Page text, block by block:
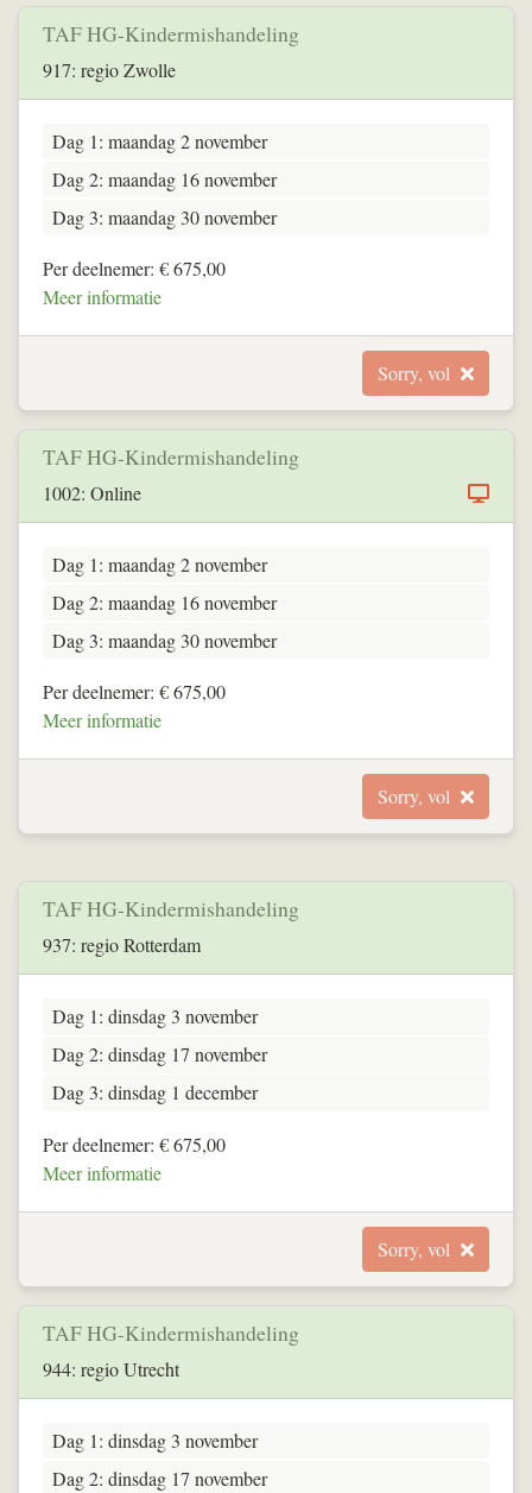
TAF HG-Kindermishandeling
917: regio Zwolle
Dag 1: maandag 2 november
Dag 2: maandag 16 november
Dag 3: maandag 30 november
Per deelnemer: € 675,00
Meer informatie
Sorry, vol
TAF HG-Kindermishandeling
1002: Online
Dag 1: maandag 2 november
Dag 2: maandag 16 november
Dag 3: maandag 30 november
Per deelnemer: € 675,00
Meer informatie
Sorry, vol
TAF HG-Kindermishandeling
937: regio Rotterdam
Dag 1: dinsdag 3 november
Dag 2: dinsdag 17 november
Dag 3: dinsdag 1 december
Per deelnemer: € 675,00
Meer informatie
Sorry, vol
TAF HG-Kindermishandeling
944: regio Utrecht
Dag 1: dinsdag 3 november
Dag 2: dinsdag 17 november